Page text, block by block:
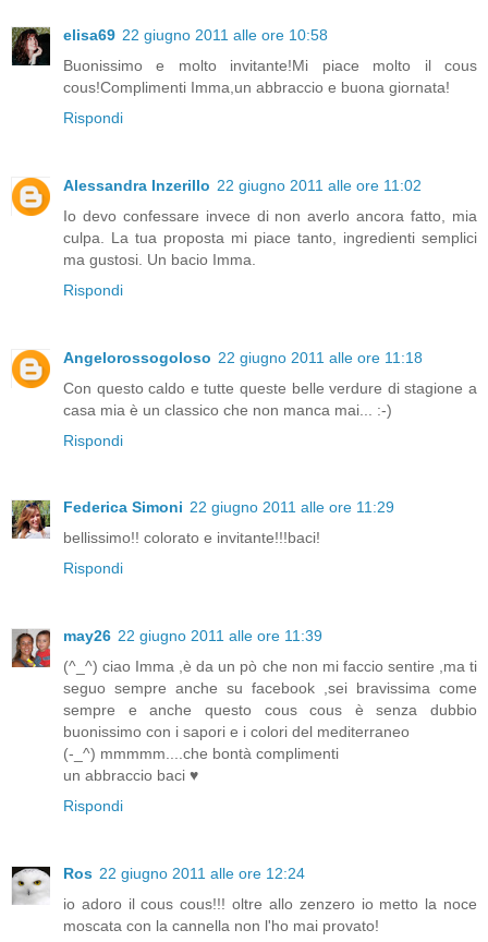
elisa69 22 giugno 2011 alle ore 10:58
Buonissimo e molto invitante!Mi piace molto il cous
cous!Complimenti Imma,un abbraccio e buona giornata!
Rispondi
Alessandra Inzerillo 22 giugno 2011 alle ore 11:02
Io devo confessare invece di non averlo ancora fatto, mia
culpa. La tua proposta mi piace tanto, ingredienti semplici
ma gustosi. Un bacio Imma.
Rispondi
Angelorossogoloso 22 giugno 2011 alle ore 11:18
Con questo caldo e tutte queste belle verdure di stagione a
casa mia è un classico che non manca mai... :-)
Rispondi
Federica Simoni 22 giugno 2011 alle ore 11:29
bellissimo!! colorato e invitante!!!baci!
Rispondi
may26 22 giugno 2011 alle ore 11:39
(^_^) ciao Imma ,è da un pò che non mi faccio sentire ,ma ti
seguo sempre anche su facebook ,sei bravissima come
sempre e anche questo cous cous è senza dubbio
buonissimo con i sapori e i colori del mediterraneo
(-_^) mmmmm....che bontà complimenti
un abbraccio baci ♥
Rispondi
Ros 22 giugno 2011 alle ore 12:24
io adoro il cous cous!!! oltre allo zenzero io metto la noce
moscata con la cannella non l'ho mai provato!